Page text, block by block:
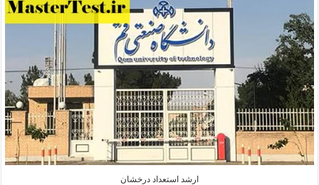
کارشناسی
ارشد
بر
اساس
سوابق
تحصیلی
ارشد استعداد درخشان